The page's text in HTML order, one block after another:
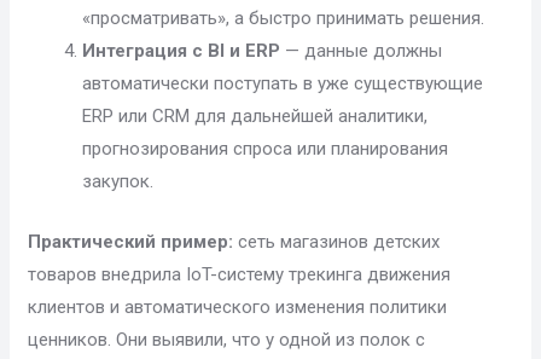
«просматривать», а быстро принимать решения.
Интеграция с BI и ERP — данные должны
автоматически поступать в уже существующие
ERP или CRM для дальнейшей аналитики,
прогнозирования спроса или планирования
закупок.
Практический пример: сеть магазинов детских
товаров внедрила IoT-систему трекинга движения
клиентов и автоматического изменения политики
ценников. Они выявили, что у одной из полок с